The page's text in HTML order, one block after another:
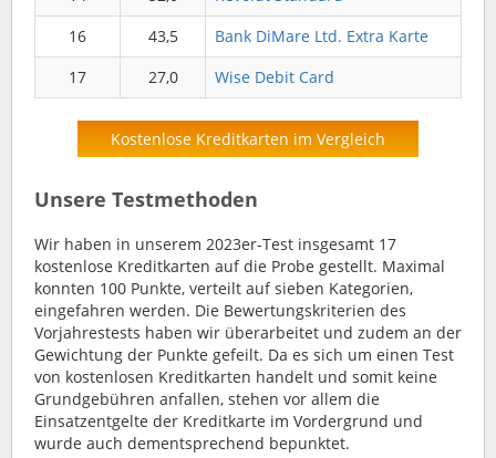
16
43,5
Bank DiMare Ltd. Extra Karte
17
27,0 Wise Debit Card
Kostenlose Kreditkarten im Vergleich
Unsere Testmethoden
Wir haben in unserem 2023er-Test insgesamt 17
kostenlose Kreditkarten auf die Probe gestellt. Maximal
konnten 100 Punkte, verteilt auf sieben Kategorien,
eingefahren werden. Die Bewertungskriterien des
Vorjahrestests haben wir überarbeitet und zudem an der
Gewichtung der Punkte gefeilt. Da es sich um einen Test
von kostenlosen Kreditkarten handelt und somit keine
Grundgebühren anfallen, stehen vor allem die
Einsatzentgelte der Kreditkarte im Vordergrund und
wurde auch dementsprechend bepunktet.